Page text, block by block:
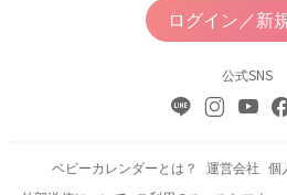
ログイン／新
公式SNS
ベビーカレンダーとは？ 運営会社 個